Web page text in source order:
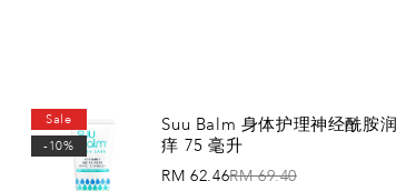
Sale
-10%
Suu Balm 身体护理神经酰胺
痒 75 毫升
RM 62.46RM 69.40